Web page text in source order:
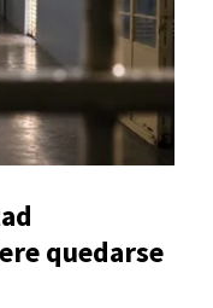
quedarse